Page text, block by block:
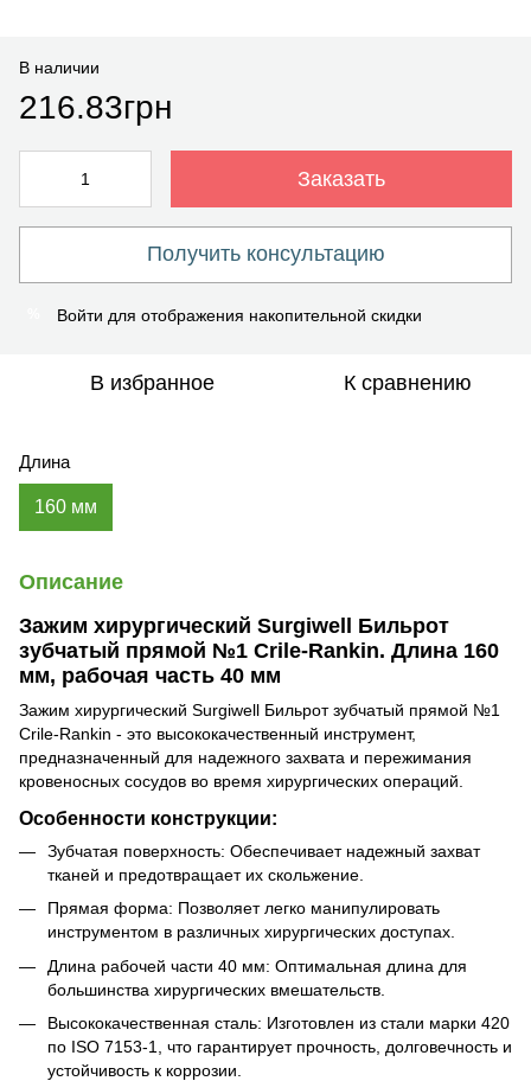
В наличии
216.83грн
Заказать
Получить консультацию
Войти для отображения накопительной скидки
В избранное К сравнению
Длина
160 мм
Описание
Зажим хирургический Surgiwell Бильрот
зубчатый прямой №1 Crile-Rankin. Длина 160
мм, рабочая часть 40 мм
Зажим хирургический Surgiwell Бильрот зубчатый прямой №1
Crile-Rankin - это высококачественный инструмент,
предназначенный для надежного захвата и пережимания
кровеносных сосудов во время хирургических операций.
Особенности конструкции:
Зубчатая поверхность: Обеспечивает надежный захват
тканей и предотвращает их скольжение.
Прямая форма: Позволяет легко манипулировать
инструментом в различных хирургических доступах.
Длина рабочей части 40 мм: Оптимальная длина для
большинства хирургических вмешательств.
Высококачественная сталь: Изготовлен из стали марки 420
по ISO 7153-1, что гарантирует прочность, долговечность и
устойчивость к коррозии.